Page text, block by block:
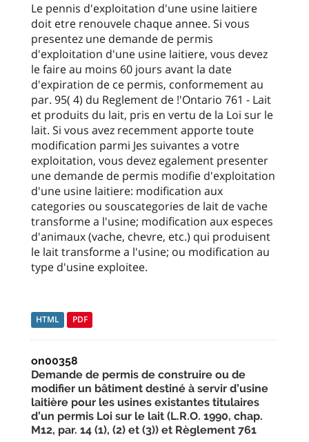
Le pennis d'exploitation d'une usine laitiere
doit etre renouvele chaque annee. Si vous
presentez une demande de permis
d'exploitation d'une usine laitiere, vous devez
le faire au moins 60 jours avant la date
d'expiration de ce permis, conformement au
par. 95( 4) du Reglement de !'Ontario 761 - Lait
et produits du lait, pris en vertu de la Loi sur le
lait. Si vous avez recemment apporte toute
modification parmi Jes suivantes a votre
exploitation, vous devez egalement presenter
une demande de permis modifie d'exploitation
d'une usine laitiere: modification aux
categories ou souscategories de lait de vache
transforme a l'usine; modification aux especes
d'animaux (vache, chevre, etc.) qui produisent
le lait transforme a l'usine; ou modification au
type d'usine exploitee.
HTML PDF
on00358
Demande de permis de construire ou de
modifier un bâtiment destiné à servir d’usine
laitière pour les usines existantes titulaires
d’un permis Loi sur le lait (L.R.O. 1990, chap.
M12, par. 14 (1), (2) et (3)) et Règlement 761